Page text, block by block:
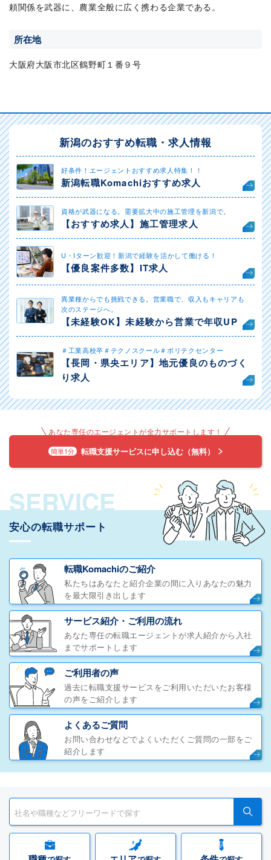
頼関係を武器に、農業全般に広く携わる企業である。
所在地
大阪府大阪市北区鶴野町１番９号
新潟のおすすめ転職・求人情報
好条件！エージェントおすすめ求人特集！！
新潟転職Komachiおすすめ求人
資格が武器になる。需要拡大中の施工管理を新潟で。
【おすすめ求人】施工管理求人
U・Iターン歓迎！新潟で経験を活かして働ける！
【優良案件多数】IT求人
異業種からでも挑戦できる。営業職で、収入もキャリアも
次のステージへ。
【未経験OK】未経験から営業で年収UP
＃工業高校卒＃テクノスクール＃ポリテクセンター
【長岡・県央エリア】地元優良のものづく
り求人
あなた専任のエージェントが全力サポートします！
簡単1分 転職支援サービスに申し込む（無料）
SERVICE
安心の転職サポート
転職Komachiのご紹介
私たちはあなたと紹介企業の間に入りあなたの魅力
を最大限引き出します
サービス紹介・ご利用の流れ
あなた専任の転職エージェントが求人紹介から入社
までサポートします
ご利用者の声
過去に転職支援サービスをご利用いただいたお客様
の声をご紹介します
よくあるご質問
お問い合わせなどでよくいただくご質問の一部をご
紹介します